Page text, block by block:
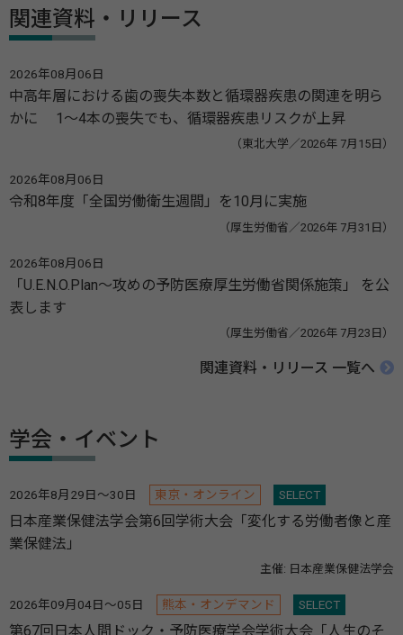
関連資料・リリース
2026年08月06日
中高年層における歯の喪失本数と循環器疾患の関連を明ら
かに 1～4本の喪失でも、循環器疾患リスクが上昇
（東北大学／2026年 7月15日）
2026年08月06日
令和8年度「全国労働衛生週間」を10月に実施
（厚生労働省／2026年 7月31日）
2026年08月06日
「U.E.N.O.Plan～攻めの予防医療厚生労働省関係施策」 を公
表します
（厚生労働省／2026年 7月23日）
関連資料・リリース 一覧へ
学会・イベント
2026年8月29日～30日 東京・オンライン SELECT
日本産業保健法学会第6回学術大会「変化する労働者像と産
業保健法」
主催: 日本産業保健法学会
2026年09月04日～05日 熊本・オンデマンド SELECT
第67回日本人間ドック・予防医療学会学術大会「人生のそ